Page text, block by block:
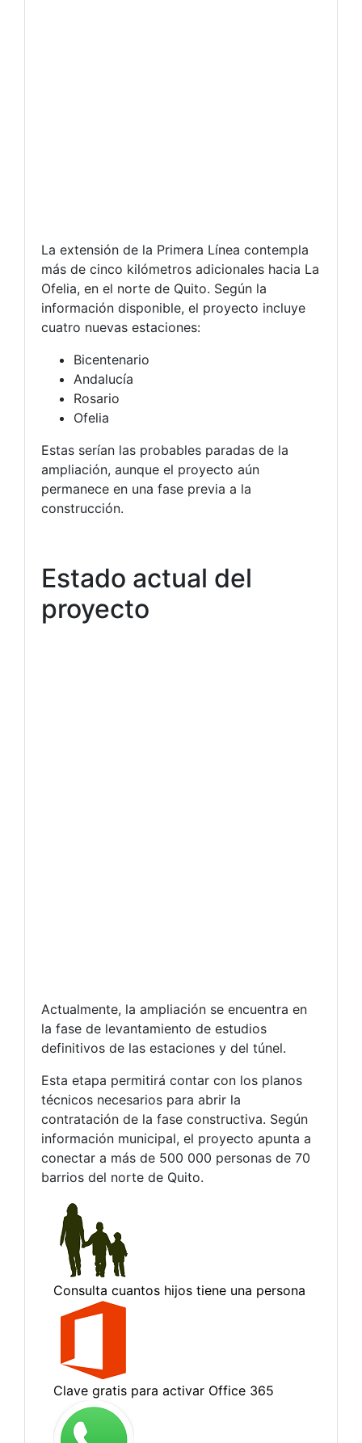
La extensión de la Primera Línea contempla
más de cinco kilómetros adicionales hacia La
Ofelia, en el norte de Quito. Según la
información disponible, el proyecto incluye
cuatro nuevas estaciones:
Bicentenario
Andalucía
Rosario
Ofelia
Estas serían las probables paradas de la
ampliación, aunque el proyecto aún
permanece en una fase previa a la
construcción.
Estado actual del
proyecto
Actualmente, la ampliación se encuentra en
la fase de levantamiento de estudios
definitivos de las estaciones y del túnel.
Esta etapa permitirá contar con los planos
técnicos necesarios para abrir la
contratación de la fase constructiva. Según
información municipal, el proyecto apunta a
conectar a más de 500 000 personas de 70
barrios del norte de Quito.